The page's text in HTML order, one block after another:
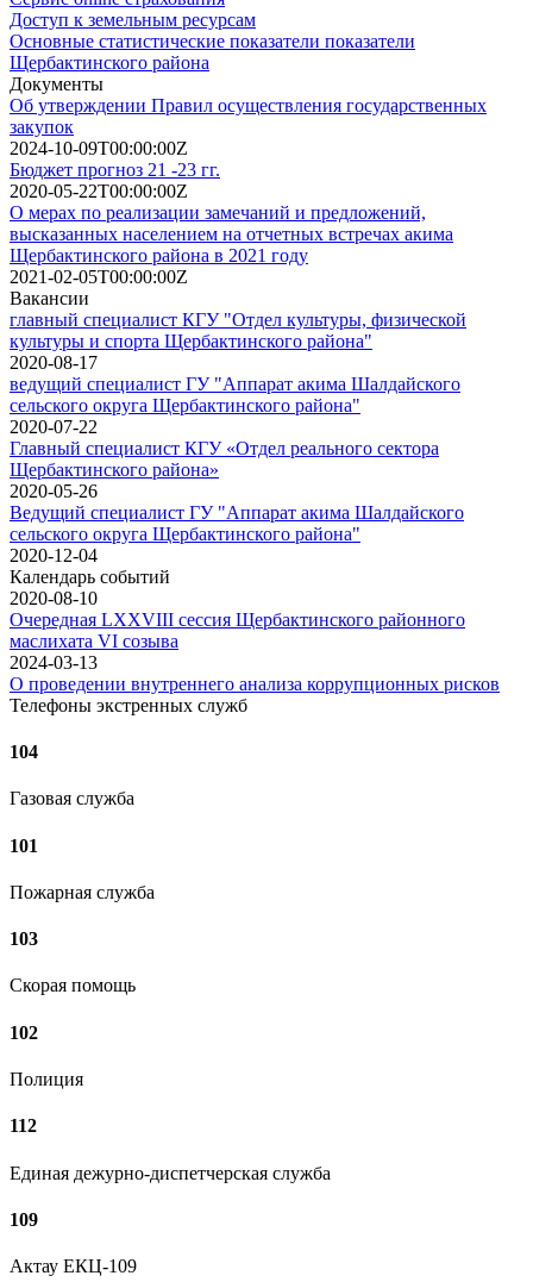
Доступ к земельным ресурсам
Основные статистические показатели показатели
Щербактинского района
Документы
Об утверждении Правил осуществления государственных
закупок
2024-10-09T00:00:00Z
Бюджет прогноз 21 -23 гг.
2020-05-22T00:00:00Z
О мерах по реализации замечаний и предложений,
высказанных населением на отчетных встречах акима
Щербактинского района в 2021 году
2021-02-05T00:00:00Z
Вакансии
главный специалист КГУ "Отдел культуры, физической
культуры и спорта Щербактинского района"
2020-08-17
ведущий специалист ГУ "Аппарат акима Шалдайского
сельского округа Щербактинского района"
2020-07-22
Главный специалист КГУ «Отдел реального сектора
Щербактинского района»
2020-05-26
Ведущий специалист ГУ "Аппарат акима Шалдайского
сельского округа Щербактинского района"
2020-12-04
Календарь событий
2020-08-10
Очередная LХXVIII сессия Щербактинского районного
маслихата VI созыва
2024-03-13
О проведении внутреннего анализа коррупционных рисков
Телефоны экстренных служб
104
Газовая служба
101
Пожарная служба
103
Скорая помощь
102
Полиция
112
Единая дежурно-диспетчерская служба
109
Актау ЕКЦ-109